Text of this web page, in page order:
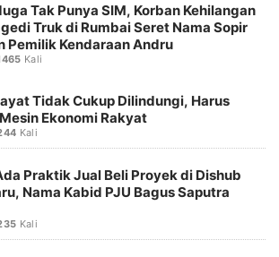
Tak Punya SIM, Korban Kehilangan
Truk di Rumbai Seret Nama Sopir
Pemilik Kendaraan Andru
Kali
Tidak Cukup Dilindungi, Harus
Ekonomi Rakyat
Kali
Praktik Jual Beli Proyek di Dishub
Nama Kabid PJU Bagus Saputra
Kali